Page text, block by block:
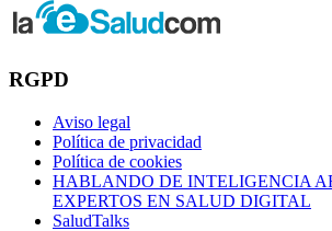
RGPD
Aviso legal
Política de privacidad
Política de cookies
HABLANDO DE INTELIGENCIA
EXPERTOS EN SALUD DIGITAL
SaludTalks